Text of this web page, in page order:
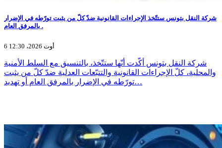
شركة النقل بتونس ستتّخذ الإجراءات القانونية ضدّ كلّ من يثبت تورّطه في الإضرار
بالمرفق العام .
6 أوت 2026، 12:30
شركة النقل بتونس أكّدت أنّها ستتّخذ، بالتنسيق مع السلط الأمنية
والمحلية، كلّ الإجراءات القانونية والتتبّعات العدلية ضدّ كلّ من يثبت
تورّطه في الإضرار بالمرفق العام أو تهديد…